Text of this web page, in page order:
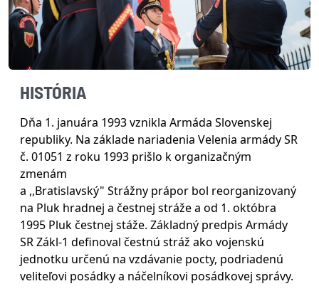
HISTÓRIA
Dňa 1. januára 1993 vznikla Armáda Slovenskej
republiky. Na základe nariadenia Velenia armády SR
č. 01051 z roku 1993 prišlo k organizačným
zmenám
a ,,Bratislavský" Strážny prápor bol reorganizovaný
na Pluk hradnej a čestnej stráže a od 1. októbra
1995 Pluk čestnej stáže. Základný predpis Armády
SR Zákl-1 definoval čestnú stráž ako vojenskú
jednotku určenú na vzdávanie pocty, podriadenú
veliteľovi posádky a náčelníkovi posádkovej správy.